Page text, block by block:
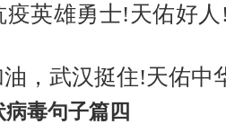
英雄勇士!天佑好人
，武汉挺住!天佑中
毒句子篇四